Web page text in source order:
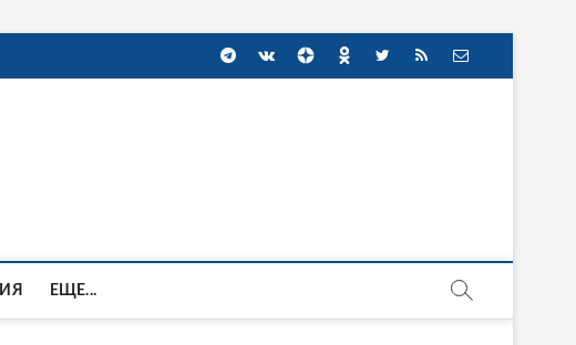
ЕЩЕ...